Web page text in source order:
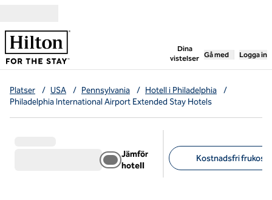
Dina
vistelser
,öppnar ny flik
Gå med Logga in
Platser / USA / Pennsylvania / Hotell i Philadelphia
/
Philadelphia International Airport Extended Stay Hotels
Jämför
hotell
Kostnadsfri frukost